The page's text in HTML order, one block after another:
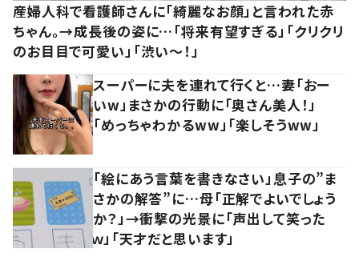
産婦人科で看護師さんに「綺麗なお顔」と言われた赤
ちゃん。→成長後の姿に…「将来有望すぎる」「クリクリ
のお目目で可愛い」「渋い～！」
スーパーに夫を連れて行くと…妻「おー
いw」まさかの行動に「奥さん美人！」
「めっちゃわかるww」「楽しそうww」
「絵にあう言葉を書きなさい」息子の”ま
さかの解答”に…母「正解でよいでしょう
か？」→衝撃の光景に「声出して笑った
ｗ」「天才だと思います」